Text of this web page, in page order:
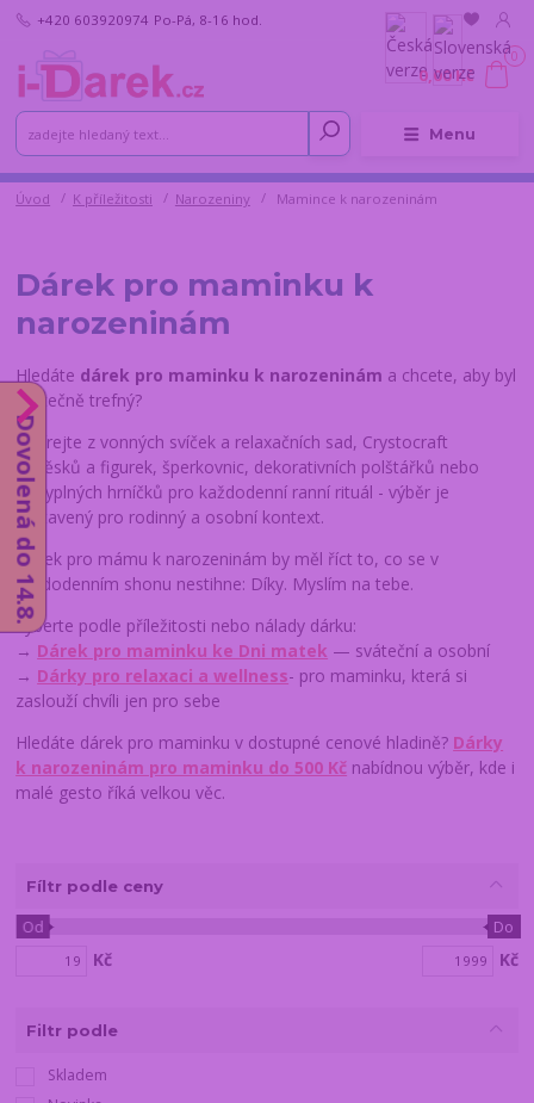
Menu
+420 603920974 Po-Pá, 8-16 hod.
0
0,00 Kč
Úvod K příležitosti Narozeniny Mamince k narozeninám
Dárek pro maminku k
narozeninám
Hledáte dárek pro maminku k narozeninám a chcete, aby byl
skutečně trefný?
Vybírejte z vonných svíček a relaxačních sad, Crystocraft
přívěsků a figurek, šperkovnic, dekorativních polštářků nebo
láskyplných hrníčků pro každodenní ranní rituál - výběr je
sestavený pro rodinný a osobní kontext.
Dárek pro mámu k narozeninám by měl říct to, co se v
každodenním shonu nestihne: Díky. Myslím na tebe.
Vyberte podle příležitosti nebo nálady dárku:
→ Dárek pro maminku ke Dni matek — sváteční a osobní
→ Dárky pro relaxaci a wellness- pro maminku, která si
zaslouží chvíli jen pro sebe
Hledáte dárek pro maminku v dostupné cenové hladině? Dárky
k narozeninám pro maminku do 500 Kč nabídnou výběr, kde i
malé gesto říká velkou věc.
Fíltr podle ceny
Kč
Od Do
Kč
Filtr podle
Skladem
Dovolená do 14.8.